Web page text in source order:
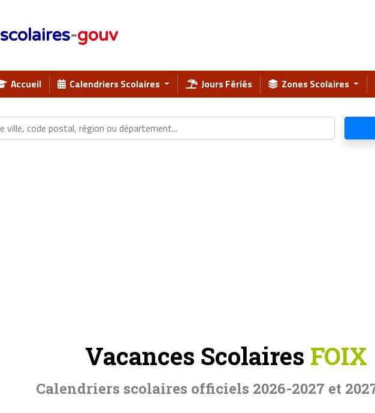
scolaires-gouv
Accueil Calendriers Scolaires Jours Fériés Zones Scolaires
Vacances Scolaires FOIX
Calendriers scolaires officiels 2026-2027 et